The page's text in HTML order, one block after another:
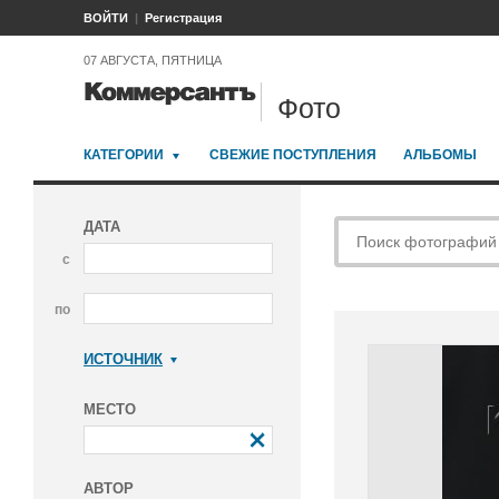
ВОЙТИ Регистрация
07 АВГУСТА, ПЯТНИЦА
Фото
КАТЕГОРИИ СВЕЖИЕ ПОСТУПЛЕНИЯ АЛЬБОМЫ
ДАТА
с
по
ИСТОЧНИК
МЕСТО
АВТОР